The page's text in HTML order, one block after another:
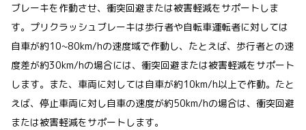
ブレーキを作動させ、衝突回避または被害軽減をサポートしま
す。プリクラッシュブレーキは歩行者や自転車運転者に対しては
自車が約10~80km/hの速度域で作動し、たとえば、歩行者との速
度差が約30km/hの場合には、衝突回避または被害軽減をサポート
します。また、車両に対しては自車が約10km/h以上で作動。たと
えば、停止車両に対し自車の速度が約50km/hの場合は、衝突回避
または被害軽減をサポートします。